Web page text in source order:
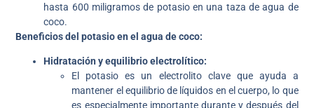
hasta 600 miligramos de potasio en una taza de agua de
coco.
Beneficios del potasio en el agua de coco:
Hidratación y equilibrio electrolítico:
El potasio es un electrolito clave que ayuda a
mantener el equilibrio de líquidos en el cuerpo, lo que
es especialmente importante durante y después del